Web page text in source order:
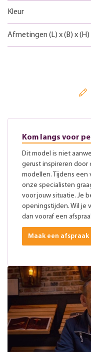
Kleur
Afmetingen (L) x(B) x(H)
Kom langs voor
Dit model is niet
gerust inspireren door
modellen. Tijdens een
onze specialisten
voor jouw situatie. Je
openingstijden. Wil je
dan vooraf een
Maak een afspraak